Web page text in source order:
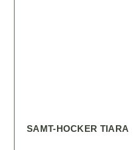
SAMT-HOCKER TIARA